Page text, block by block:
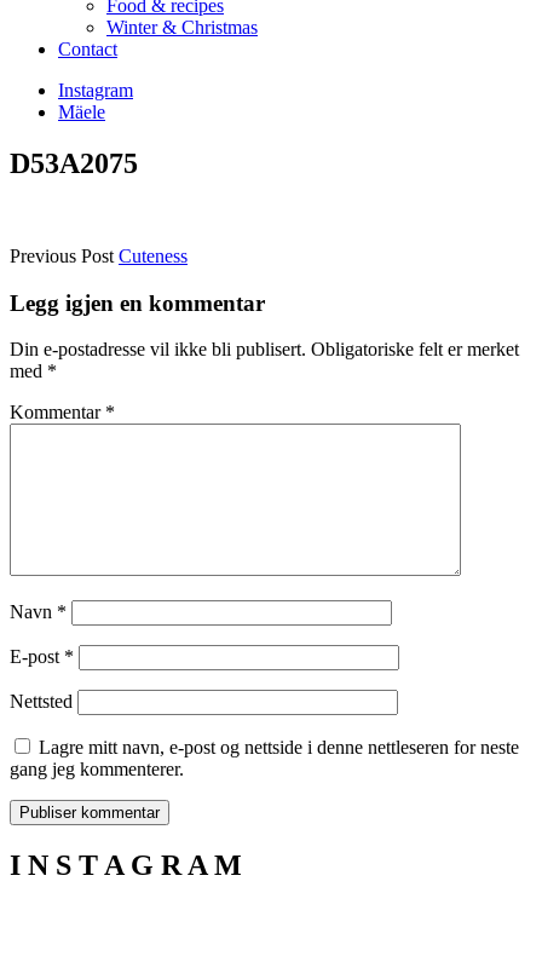
Food & recipes
Winter & Christmas
Contact
Instagram
Mäele
D53A2075
Previous Post Cuteness
Legg igjen en kommentar
Din e-postadresse vil ikke bli publisert. Obligatoriske felt er merket
med *
Kommentar *
Navn *
E-post *
Nettsted
Lagre mitt navn, e-post og nettside i denne nettleseren for neste
gang jeg kommenterer.
I N S T A G R A M